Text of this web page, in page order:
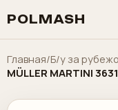
POLMASH
Главная/Б/у за
MÜLLER MARTINI